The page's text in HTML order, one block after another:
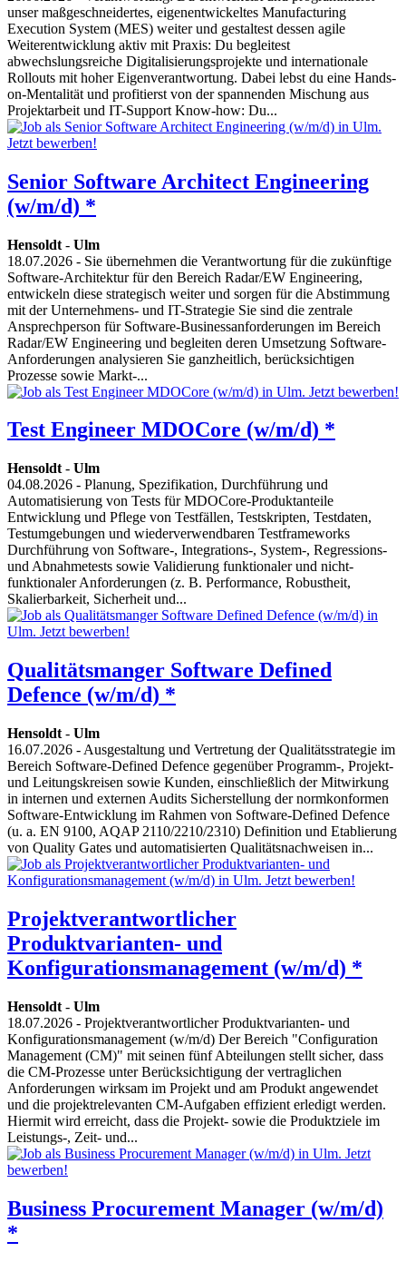
unser maßgeschneidertes, eigenentwickeltes Manufacturing
Execution System (MES) weiter und gestaltest dessen agile
Weiterentwicklung aktiv mit Praxis: Du begleitest
abwechslungsreiche Digitalisierungsprojekte und internationale
Rollouts mit hoher Eigenverantwortung. Dabei lebst du eine Hands-
on-Mentalität und profitierst von der spannenden Mischung aus
Projektarbeit und IT-Support Know-how: Du...
Senior Software Architect Engineering
(w/m/d) *
Hensoldt - Ulm
18.07.2026 - Sie übernehmen die Verantwortung für die zukünftige
Software-Architektur für den Bereich Radar/EW Engineering,
entwickeln diese strategisch weiter und sorgen für die Abstimmung
mit der Unternehmens- und IT-Strategie Sie sind die zentrale
Ansprechperson für Software-Businessanforderungen im Bereich
Radar/EW Engineering und begleiten deren Umsetzung Software-
Anforderungen analysieren Sie ganzheitlich, berücksichtigen
Prozesse sowie Markt-...
Test Engineer MDOCore (w/m/d) *
Hensoldt - Ulm
04.08.2026 - Planung, Spezifikation, Durchführung und
Automatisierung von Tests für MDOCore-Produktanteile
Entwicklung und Pflege von Testfällen, Testskripten, Testdaten,
Testumgebungen und wiederverwendbaren Testframeworks
Durchführung von Software-, Integrations-, System-, Regressions-
und Abnahmetests sowie Validierung funktionaler und nicht-
funktionaler Anforderungen (z. B. Performance, Robustheit,
Skalierbarkeit, Sicherheit und...
Qualitätsmanger Software Defined
Defence (w/m/d) *
Hensoldt - Ulm
16.07.2026 - Ausgestaltung und Vertretung der Qualitätsstrategie im
Bereich Software-Defined Defence gegenüber Programm-, Projekt-
und Leitungskreisen sowie Kunden, einschließlich der Mitwirkung
in internen und externen Audits Sicherstellung der normkonformen
Software-Entwicklung im Rahmen von Software-Defined Defence
(u. a. EN 9100, AQAP 2110/2210/2310) Definition und Etablierung
von Quality Gates und automatisierten Qualitätsnachweisen in...
Projektverantwortlicher
Produktvarianten- und
Konfigurationsmanagement (w/m/d) *
Hensoldt - Ulm
18.07.2026 - Projektverantwortlicher Produktvarianten- und
Konfigurationsmanagement (w/m/d) Der Bereich "Configuration
Management (CM)" mit seinen fünf Abteilungen stellt sicher, dass
die CM-Prozesse unter Berücksichtigung der vertraglichen
Anforderungen wirksam im Projekt und am Produkt angewendet
und die projektrelevanten CM-Aufgaben effizient erledigt werden.
Hiermit wird erreicht, dass die Projekt- sowie die Produktziele im
Leistungs-, Zeit- und...
Business Procurement Manager (w/m/d)
*